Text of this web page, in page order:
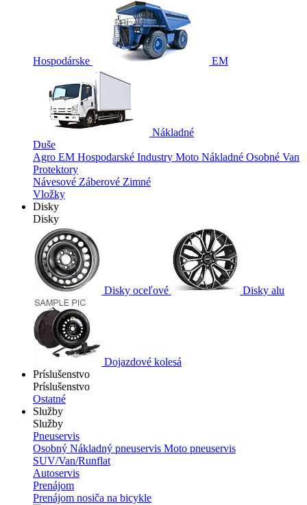
Hospodárske EM
Nákladné
Duše
Agro EM Hospodarské Industry Moto Nákladné Osobné Van
Protektory
Návesové Záberové Zimné
Vložky
Disky
Disky
Disky oceľové Disky alu
Dojazdové kolesá
Príslušenstvo
Príslušenstvo
Ostatné
Služby
Služby
Pneuservis
Osobný Nákladný pneuservis Moto pneuservis
SUV/Van/Runflat
Autoservis
Prenájom
Prenájom nosiča na bicykle